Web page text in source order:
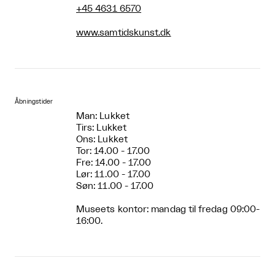
+45 4631 6570
www.samtidskunst.dk
Åbningstider
Man: Lukket
Tirs: Lukket
Ons: Lukket
Tor: 14.00 - 17.00
Fre: 14.00 - 17.00
Lør: 11.00 - 17.00
Søn: 11.00 - 17.00
Museets kontor: mandag til fredag 09:00-
16:00.